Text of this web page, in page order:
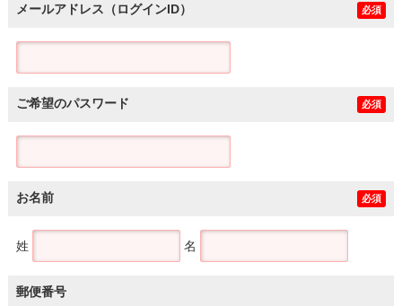
メールアドレス（ログインID） 必須
ご希望のパスワード 必須
お名前 必須
姓 名
郵便番号